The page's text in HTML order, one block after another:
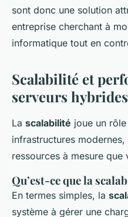
sont donc une solution
entreprise cherchant à
informatique tout en
Scalabilité et
serveurs hybrides
La scalabilité joue un
infrastructures
ressources à mesure
Qu’est-ce que la
En termes simples, la
système à gérer une